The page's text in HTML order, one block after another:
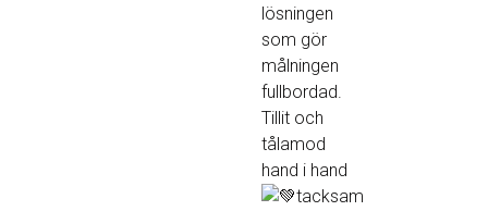
lösningen
som gör
målningen
fullbordad.
Tillit och
tålamod
hand i hand
tacksam